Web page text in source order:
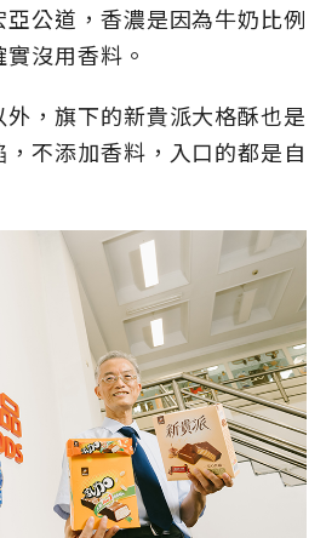
公道，香濃是因為牛奶比例
沒用香料。
，旗下的新貴派大格酥也是
不添加香料，入口的都是自